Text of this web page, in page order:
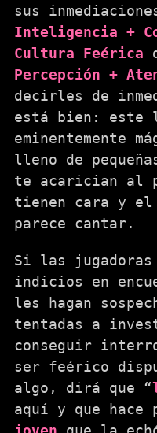
sus
Inteligencia +
Cultura Feérica
Percepción +
decirles de
está bien: este
eminentemente
lleno de
te acarician al
tienen cara y el
parece cantar.
Si las
indicios en
les hagan
tentadas a
conseguir
ser feérico
algo, dirá que “
aquí y que hace